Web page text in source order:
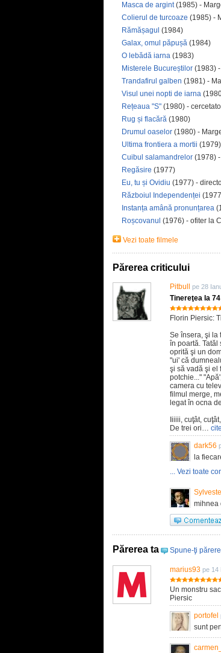
Masca de argint(1985) -
Colierul de turcoaze (1985) -
Rămășagul (1984)
Galax, omul păpușă (1984)
O lebădă iarna (1983)
Misterele Bucureștilor (1983)
Trandafirul galben (1981) -
Visul unei nopti de iarna
Rețeaua "S" (1980) -
Rug și flacără (1980)
Drumul oaselor (1980) -
Ultima frontiera a mortii (1979)
Cuibul salamandrelor (1978)
Regăsire (1977)
Eu, tu și Ovidiu (1977) -
Războiul Independenței
Instanța amână pronunțarea
Roșcovanul (1976) - ofiter la
Vezi toate filmele
Părerea criticului
Pitbull pe 28
Tinereţea la
Florin Piersic:
Se însera, şi la
în poartă. Tatăl
oprită şi un
"ui' că
şi să vadă şi el
potchie..."
camera cu
filmul merge,
legat în ocna
Iiiiii, cuţât,
De trei ori…
dark56
la
... Vezi toate
mihnea
Părerea ta Spune-ţi
marius93 pe 14
Un monstru
Piersic
portofel
sunt